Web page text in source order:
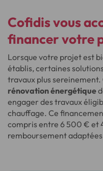
Cofidis vous
financer votre
Lorsque votre projet est
établis, certaines
travaux plus sereinement.
rénovation énergétique
engager des travaux
chauffage. Ce
compris entre 6 500 € et
remboursement